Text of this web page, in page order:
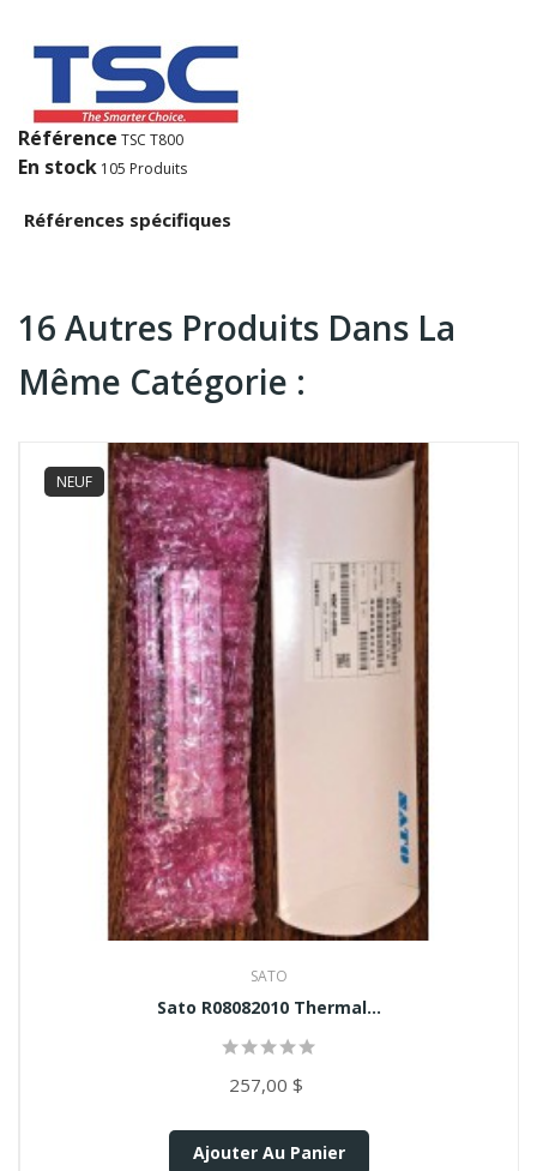
Référence TSC T800
En stock 105 Produits
Références spécifiques
16 Autres Produits Dans La
Même Catégorie :
NEUF
SATO
Sato R08082010 Thermal...
257,00 $
Ajouter Au Panier